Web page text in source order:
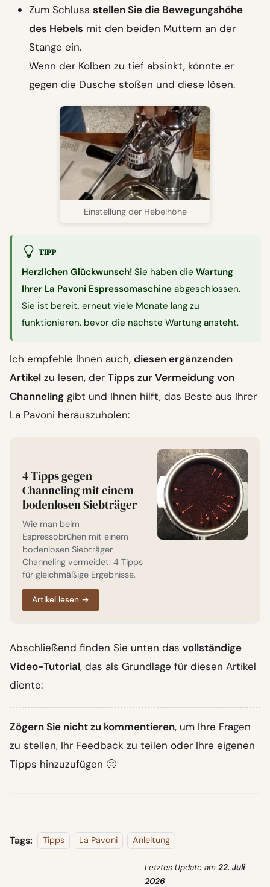
Zum Schluss stellen Sie die Bewegungshöhe
des Hebels mit den beiden Muttern an der
Stange ein.
Wenn der Kolben zu tief absinkt, könnte er
gegen die Dusche stoßen und diese lösen.
Einstellung der Hebelhöhe
TIPP
Herzlichen Glückwunsch! Sie haben die Wartung
Ihrer La Pavoni Espressomaschine abgeschlossen.
Sie ist bereit, erneut viele Monate lang zu
funktionieren, bevor die nächste Wartung ansteht.
Ich empfehle Ihnen auch, diesen ergänzenden
Artikel zu lesen, der Tipps zur Vermeidung von
Channeling gibt und Ihnen hilft, das Beste aus Ihrer
La Pavoni herauszuholen:
4 Tipps gegen
Channeling mit einem
bodenlosen Siebträger
Wie man beim
Espressobrühen mit einem
bodenlosen Siebträger
Channeling vermeidet: 4 Tipps
für gleichmäßige Ergebnisse.
Artikel lesen →
Abschließend finden Sie unten das vollständige
Video-Tutorial, das als Grundlage für diesen Artikel
diente:
Zögern Sie nicht zu kommentieren, um Ihre Fragen
zu stellen, Ihr Feedback zu teilen oder Ihre eigenen
Tipps hinzuzufügen 🙂
Tags: Tipps La Pavoni Anleitung
Letztes Update am 22. Juli
2026